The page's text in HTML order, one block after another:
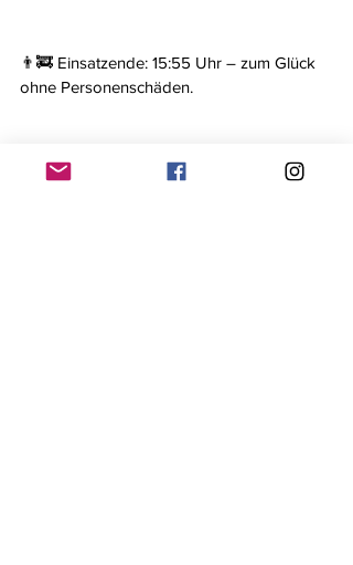
👨‍🚒 Einsatzende: 15:55 Uhr – zum Glück
ohne Personenschäden.
#feuerwehr #firefighter
#wendeburgkernort
#wendeburg